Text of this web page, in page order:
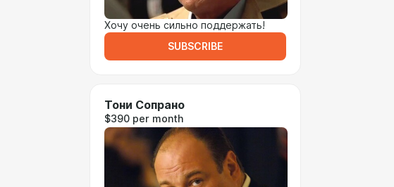
Хочу очень сильно поддержать!
SUBSCRIBE
Тони Сопрано
$390 per month